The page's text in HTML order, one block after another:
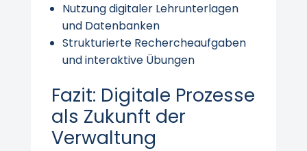
Nutzung digitaler Lehrunterlagen
und Datenbanken
Strukturierte Rechercheaufgaben
und interaktive Übungen
Fazit: Digitale Prozesse
als Zukunft der
Verwaltung